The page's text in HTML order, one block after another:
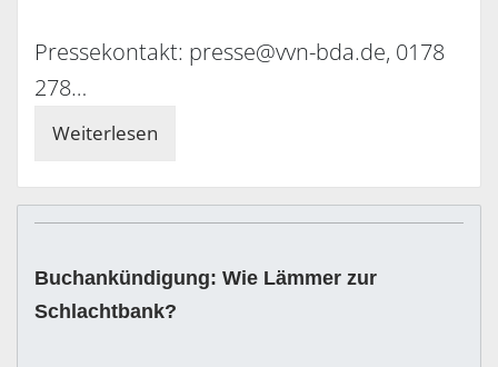
Pressekontakt: presse@vvn-bda.de, 0178
278…
Weiterlesen
Buchankündigung: Wie Lämmer zur
Schlachtbank?